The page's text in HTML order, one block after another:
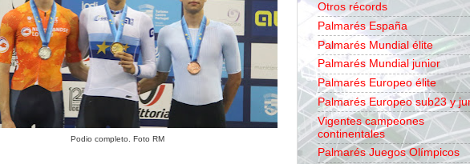
Podio completo. Foto RM
Otros récords
Palmarés España
Palmarés Mundial élite
Palmarés Mundial junior
Palmarés Europeo élite
Palmarés Europeo sub23 y
Vigentes campeones
continentales
Palmarés Juegos Olímpicos